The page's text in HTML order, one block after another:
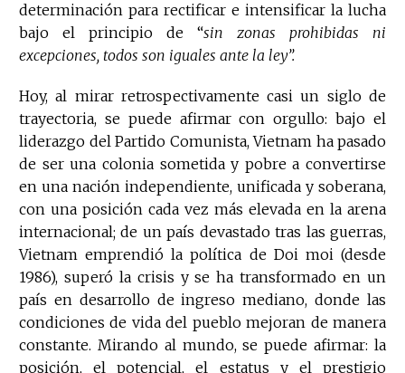
determinación para rectificar e intensificar la lucha
bajo el principio de “sin zonas prohibidas ni
excepciones, todos son iguales ante la ley”.
Hoy, al mirar retrospectivamente casi un siglo de
trayectoria, se puede afirmar con orgullo: bajo el
liderazgo del Partido Comunista, Vietnam ha pasado
de ser una colonia sometida y pobre a convertirse
en una nación independiente, unificada y soberana,
con una posición cada vez más elevada en la arena
internacional; de un país devastado tras las guerras,
Vietnam emprendió la política de Doi moi (desde
1986), superó la crisis y se ha transformado en un
país en desarrollo de ingreso mediano, donde las
condiciones de vida del pueblo mejoran de manera
constante. Mirando al mundo, se puede afirmar: la
posición, el potencial, el estatus y el prestigio